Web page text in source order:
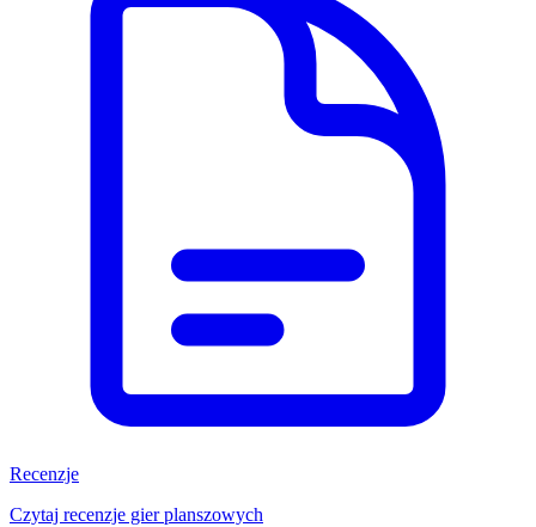
Recenzje
Czytaj recenzje gier planszowych